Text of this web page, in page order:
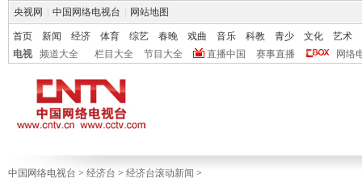
央视网 中国网络电视台 网站地图
首页 新闻 经济 体育 综艺 春晚 戏曲 音乐 科教 青少 文化
艺术
电视
频道大全 栏目大全 节目大全 直播中国 赛事直播 网络
中国网络电视台 > 经济台 > 经济台滚动新闻 >